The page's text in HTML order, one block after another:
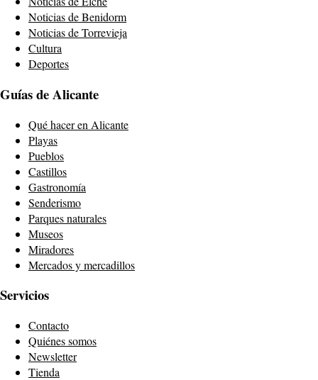
Noticias de Benidorm
Noticias de Torrevieja
Cultura
Deportes
Guías de Alicante
Qué hacer en Alicante
Playas
Pueblos
Castillos
Gastronomía
Senderismo
Parques naturales
Museos
Miradores
Mercados y mercadillos
Servicios
Contacto
Quiénes somos
Newsletter
Tienda